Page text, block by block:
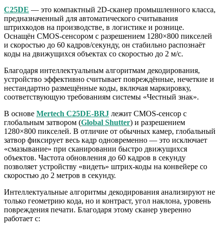
C25DE — это компактный 2D-сканер промышленного класса,
предназначенный для автоматического считывания
штрихкодов на производстве, в логистике и рознице.
Оснащён CMOS-сенсором с разрешением 1280×800 пикселей
и скоростью до 60 кадров/секунду, он стабильно распознаёт
коды на движущихся объектах со скоростью до 2 м/с.
Благодаря интеллектуальным алгоритмам декодирования,
устройство эффективно считывает повреждённые, нечеткие и
нестандартно размещённые коды, включая маркировку,
соответствующую требованиям системы «Честный знак».
В основе Mertech C25DE-BRJ лежит CMOS-сенсор с
глобальным затвором (Global Shutter) и разрешением
1280×800 пикселей. В отличие от обычных камер, глобальный
затвор фиксирует весь кадр одновременно — это исключает
«смазывание» при сканировании быстро движущихся
объектов. Частота обновления до 60 кадров в секунду
позволяет устройству «видеть» штрих-коды на конвейере со
скоростью до 2 метров в секунду.
Интеллектуальные алгоритмы декодирования анализируют не
только геометрию кода, но и контраст, угол наклона, уровень
повреждения печати. Благодаря этому сканер уверенно
работает с: